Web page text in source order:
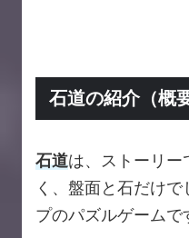
石道の紹介（概
石道は、ストーリー
く、盤面と石だけ
プのパズルゲームで